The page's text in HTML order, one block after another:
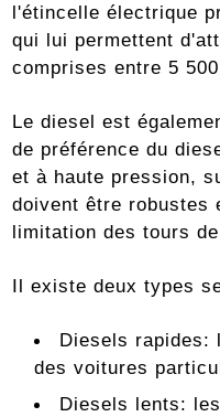
l'étincelle électrique
qui lui permettent
comprises entre 5
Le diesel est
de préférence du
et à haute pression,
doivent être robustes
limitation des tours
Il existe deux types
Diesels rapides:
des voitures
Diesels lents: